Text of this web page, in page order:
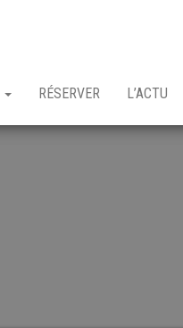
RÉSERVER L’ACTU